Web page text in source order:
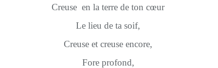
Creuse en la terre de ton cœur
Le lieu de ta soif,
Creuse et creuse encore,
Fore profond,